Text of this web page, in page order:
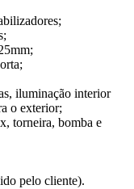
iluminação interior
o exterior;
torneira, bomba e
pelo cliente).